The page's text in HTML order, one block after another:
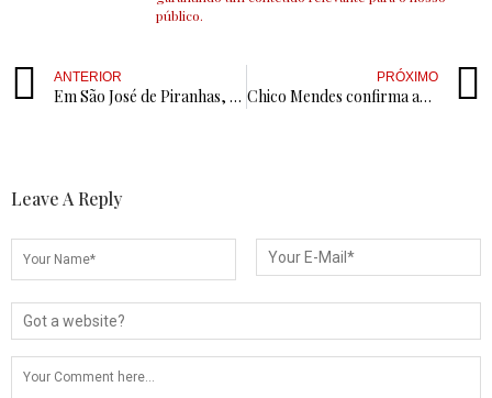
público.
ANTERIOR
Em São José de Piranhas, Escola Antônio Lacerda Neto comemora o Dia dos Estudantes com gincanas e brincadeiras
PRÓXIMO
Chico Mendes confirma apoio total à chapa do governo e afasta possibilidade de disputar suplência de João Azevêdo
Leave A Reply